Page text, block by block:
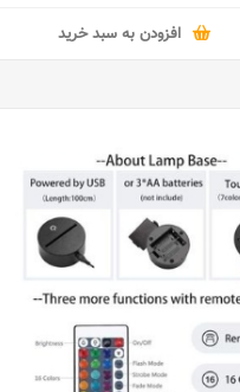
افزودن به سبد خرید